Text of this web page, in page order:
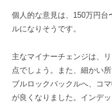
個人的な意見は、150万円
ルになりそうです。
主なマイナーチェンジは、
点でしょう。また、細かい
ブルロックバックルへ、コ
が良くなりました。インデ